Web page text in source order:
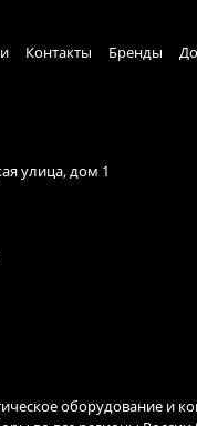
Контакты Бренды
улица, дом 1
оборудование и